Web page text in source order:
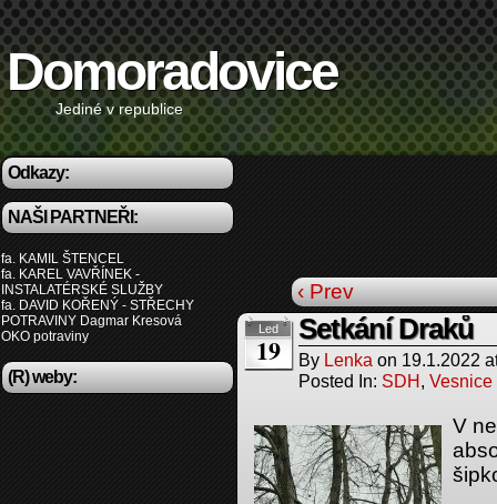
Domoradovice
Jediné v republice
Odkazy:
NAŠI PARTNEŘI:
fa. KAMIL ŠTENCEL
fa. KAREL VAVŘÍNEK -
INSTALATÉRSKÉ SLUŽBY
fa. DAVID KOŘENÝ - STŘECHY
POTRAVINY Dagmar Kresová
OKO potraviny
(R) weby:
‹ Prev
Led
19
Setkání Draků
By Lenka on 19.1.2022
Posted In: SDH, Vesnice
V